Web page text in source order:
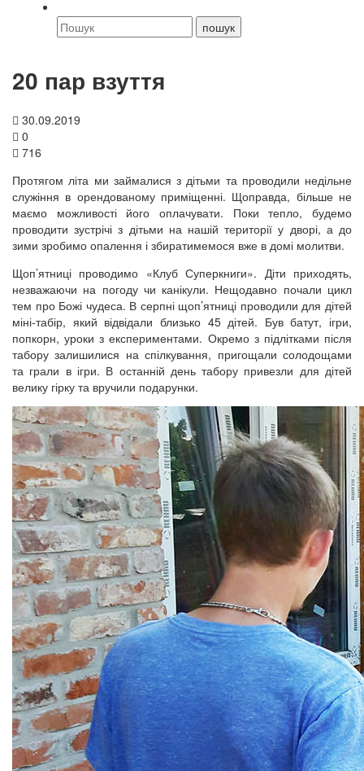
20 пар взуття
30.09.2019
0
716
Протягом літа ми займалися з дітьми та проводили недільне
служіння в орендованому приміщенні. Щоправда, більше не
маємо можливості його оплачувати. Поки тепло, будемо
проводити зустрічі з дітьми на нашій території у дворі, а до
зими зробимо опалення і збиратимемося вже в домі молитви.
Щоп’ятниці проводимо «Клуб Суперкниги». Діти приходять,
незважаючи на погоду чи канікули. Нещодавно почали цикл
тем про Божі чудеса. В серпні щоп’ятниці проводили для дітей
міні-табір, який відвідали близько 45 дітей. Був батут, ігри,
попкорн, уроки з експериментами. Окремо з підлітками після
табору залишилися на спілкування, пригощали солодощами
та грали в ігри. В останній день табору привезли для дітей
велику гірку та вручили подарунки.